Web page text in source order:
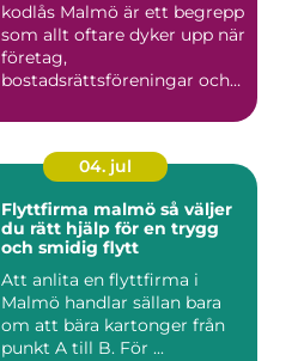
kodlås Malmö är ett begrepp
som allt oftare dyker upp när
företag,
bostadsrättsföreningar och
04. jul
Flyttfirma malmö så väljer
du rätt hjälp för en trygg
och smidig flytt
Att anlita en flyttfirma i
Malmö handlar sällan bara
om att bära kartonger från
punkt A till B. För ...